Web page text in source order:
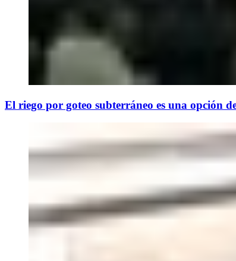
El riego por goteo subterráneo es una opción